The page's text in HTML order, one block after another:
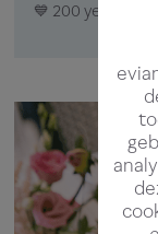
💙 200 years
met